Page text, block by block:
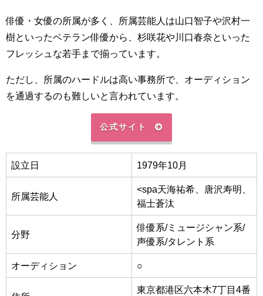
俳優・女優の所属が多く、所属芸能人は山口智子や沢村一
樹といったベテラン俳優から、杉咲花や川口春奈といった
フレッシュな若手まで揃っています。
ただし、所属のハードルは高い事務所で、オーディション
を通過するのも難しいと言われています。
公式サイト
設立日 1979年10月
所属芸能人
<spa天海祐希、唐沢寿明、
福士蒼汰
分野
俳優系/ミュージシャン系/
声優系/タレント系
オーディション ○
東京都港区六本木7丁目4番